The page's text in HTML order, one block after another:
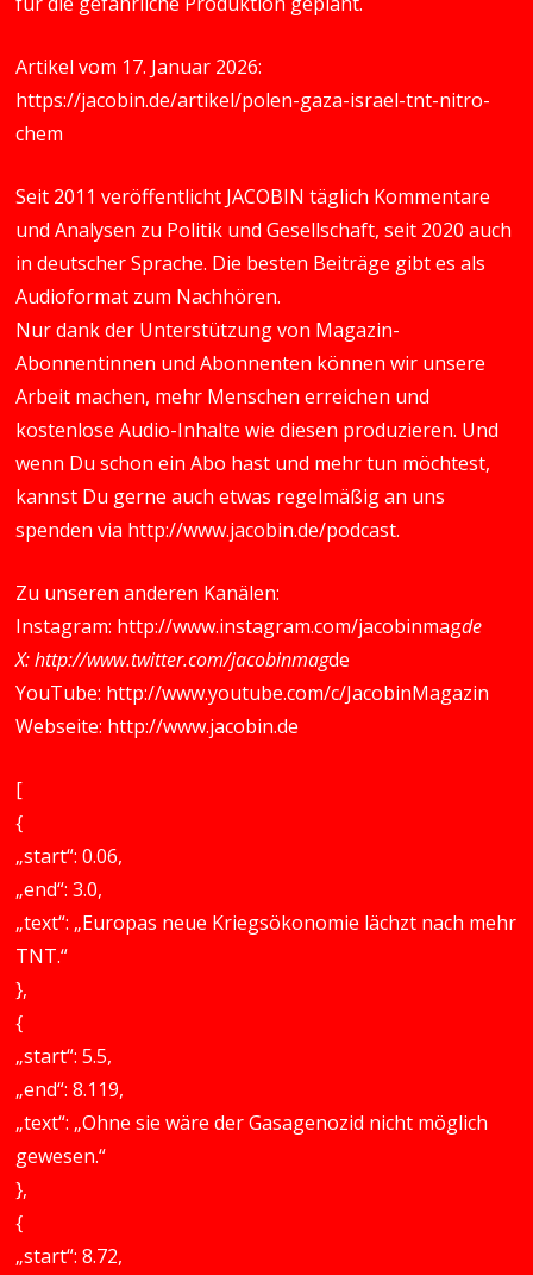
Artikel vom 17. Januar 2026:
https://jacobin.de/artikel/polen-gaza-israel-tnt-nitro-
chem
Seit 2011 veröffentlicht JACOBIN täglich Kommentare
und Analysen zu Politik und Gesellschaft, seit 2020 auch
in deutscher Sprache. Die besten Beiträge gibt es als
Audioformat zum Nachhören.
Nur dank der Unterstützung von Magazin-
Abonnentinnen und Abonnenten können wir unsere
Arbeit machen, mehr Menschen erreichen und
kostenlose Audio-Inhalte wie diesen produzieren. Und
wenn Du schon ein Abo hast und mehr tun möchtest,
kannst Du gerne auch etwas regelmäßig an uns
spenden via http://www.jacobin.de/podcast.
Zu unseren anderen Kanälen:
Instagram: http://www.instagram.com/jacobinmagde
X:http://www.twitter.com/jacobinmagde
YouTube: http://www.youtube.com/c/JacobinMagazin
Webseite: http://www.jacobin.de
[
{
„start“: 0.06,
„end“: 3.0,
„text“: „Europas neue Kriegsökonomie lächzt nach mehr
TNT.“
},
{
„start“: 5.5,
„end“: 8.119,
„text“: „Ohne sie wäre der Gasagenozid nicht möglich
gewesen.“
},
{
„start“: 8.72,